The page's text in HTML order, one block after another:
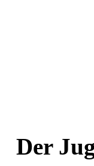
Der